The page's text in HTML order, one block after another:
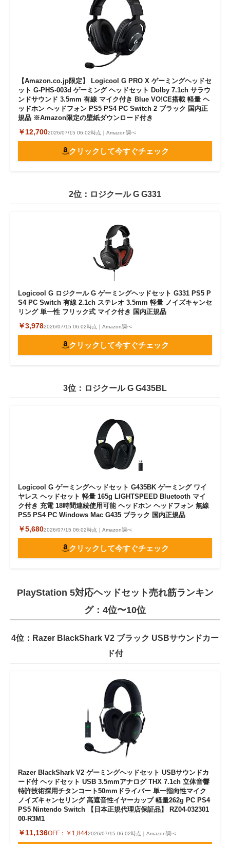
【Amazon.co.jp限定】 Logicool G PRO X ゲーミングヘッドセ
ット G-PHS-003d ゲーミング ヘッドセット Dolby 7.1ch サラウ
ンドサウンド 3.5mm 有線 マイク付き Blue VO!CE搭載 軽量 ヘ
ッドホン ヘッドフォン PS5 PS4 PC Switch 2 ブラック 国内正
規品 ※Amazon限定の壁紙ダウンロード付き
￥12,7002026/07/15 06:02時点｜Amazon調べ
クリックして今すぐチェック
2位：ロジクール G G331
Logicool G ロジクール G ゲーミングヘッドセット G331 PS5 P
S4 PC Switch 有線 2.1ch ステレオ 3.5mm 軽量 ノイズキャンセ
リング 単一性 フリック式 マイク付き 国内正規品
￥3,9782026/07/15 06:02時点｜Amazon調べ
クリックして今すぐチェック
3位：ロジクール G G435BL
Logicool G ゲーミングヘッドセット G435BK ゲーミング ワイ
ヤレス ヘッドセット 軽量 165g LIGHTSPEED Bluetooth マイ
ク付き 充電 18時間連続使用可能 ヘッドホン ヘッドフォン 無線
PS5 PS4 PC Windows Mac G435 ブラック 国内正規品
￥5,6802026/07/15 06:02時点｜Amazon調べ
クリックして今すぐチェック
PlayStation 5対応ヘッドセット売れ筋ランキン
グ：4位〜10位
4位：Razer BlackShark V2 ブラック USBサウンドカー
ド付
Razer BlackShark V2 ゲーミングヘッドセット USBサウンドカ
ード付 ヘッドセット USB 3.5mmアナログ THX 7.1ch 立体音響
特許技術採用チタンコート50mmドライバー 単一指向性マイク
ノイズキャンセリング 高遮音性イヤーカップ 軽量262g PC PS4
PS5 Nintendo Switch 【日本正規代理店保証品】 RZ04-032301
00-R3M1
￥11,136OFF： ￥1,8442026/07/15 06:02時点｜Amazon調べ